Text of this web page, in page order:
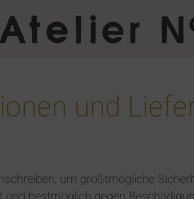
und
um größtmögliche